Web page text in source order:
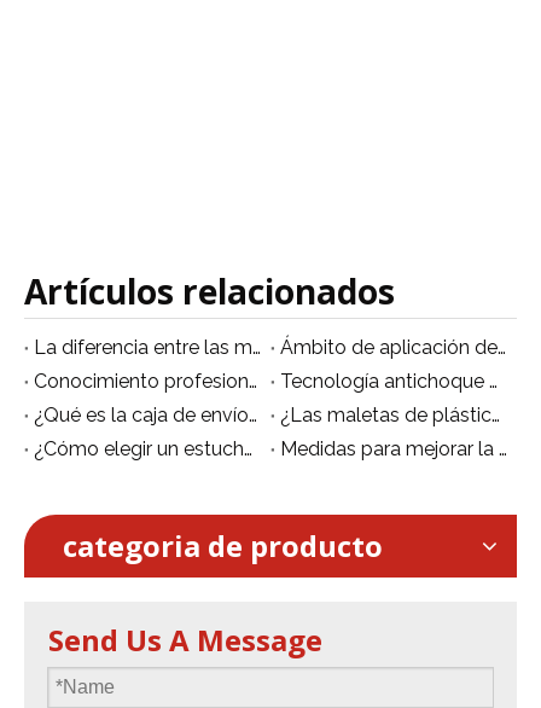
Artículos relacionados
La diferencia entre las materias primas del Flight Case.
Ámbito de aplicación del Flightcase de plástico
Conocimiento profesional de mantenimiento de maletas de vuelo.
Tecnología antichoque de flight case
¿Qué es la caja de envío aéreo?
¿Las maletas de plástico son más cómodas de transportar?
¿Cómo elegir un estuche de vuelo?
Medidas para mejorar la robustez de los Flightcases de plástico
categoria de producto
Send Us A Message